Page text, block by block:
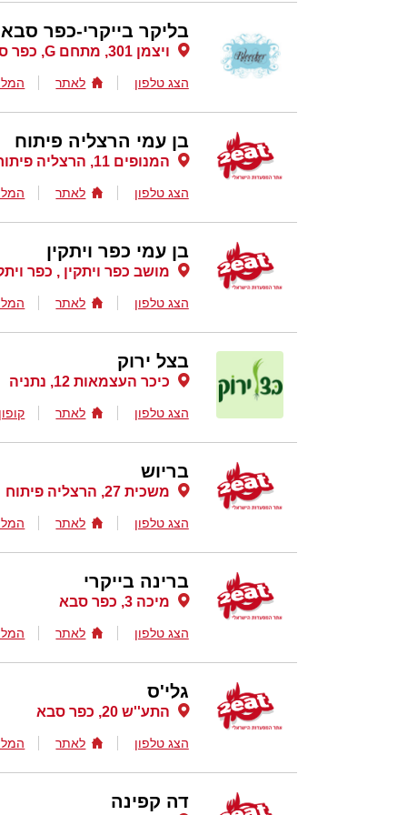
בליקר בייקרי-כפר סבא
ויצמן 301, מתחם G, כפר סבא
הצג טלפון לאתר
בן עמי הרצליה פיתוח
המנופים 11, הרצליה פיתוח
הצג טלפון לאתר
בן עמי כפר ויתקין
מושב כפר ויתקין , כפר
הצג טלפון לאתר
בצל ירוק
כיכר העצמאות 12, נתניה
הצג טלפון לאתר קופון
בריוש
משכית 27, הרצליה פיתוח
הצג טלפון לאתר
ברינה בייקרי
מיכה 3, כפר סבא
הצג טלפון לאתר
גלי'ס
התע''ש 20, כפר סבא
הצג טלפון לאתר
דה קפינה